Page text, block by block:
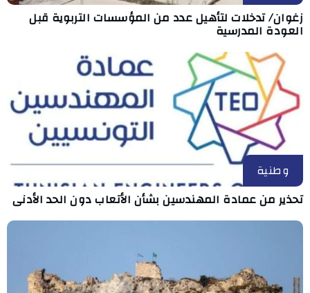
زغوان/ تدخلات لتأهيل عدد من المؤسسات التربوية قبل
العودة المدرسية
وطنية
تحذير من عمادة المهندسين بشأن الأتعاب دون الحد الأدنى